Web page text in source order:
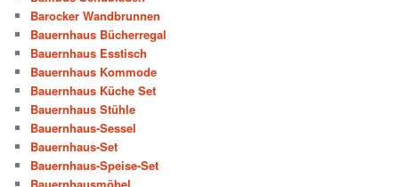
Barocker Wandbrunnen
Bauernhaus Bücherregal
Bauernhaus Esstisch
Bauernhaus Kommode
Bauernhaus Küche Set
Bauernhaus Stühle
Bauernhaus-Sessel
Bauernhaus-Set
Bauernhaus-Speise-Set